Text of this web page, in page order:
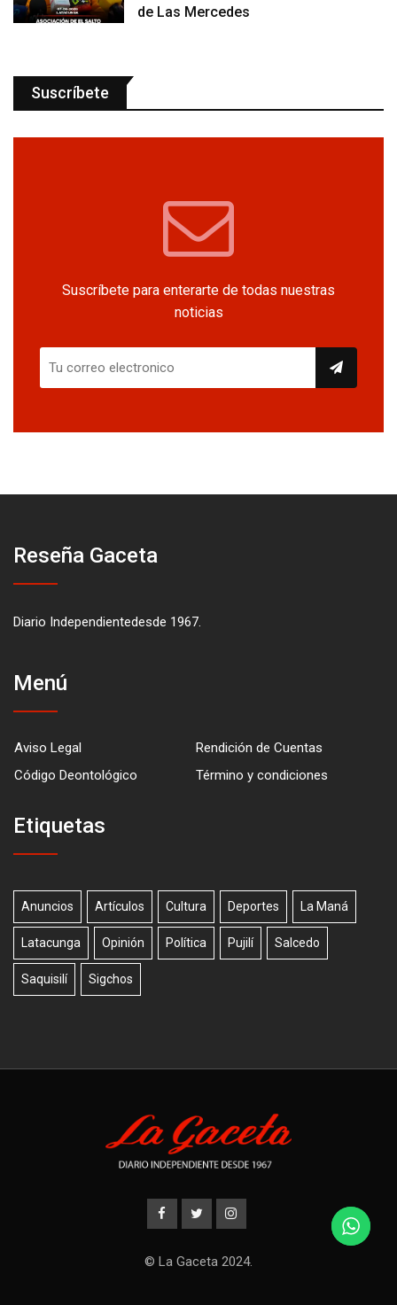
de Las Mercedes
Suscríbete
Suscríbete para enterarte de todas nuestras
noticias
Reseña Gaceta
Diario Independientedesde 1967.
Menú
Aviso Legal
Rendición de Cuentas
Código Deontológico
Término y condiciones
Etiquetas
Anuncios Artículos Cultura Deportes La Maná
Latacunga Opinión Política Pujilí Salcedo
Saquisilí Sigchos
© La Gaceta 2024.